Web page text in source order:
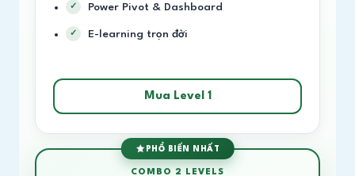
Power Pivot & Dashboard
E-learning trọn đời
Mua Level 1
PHỔ BIẾN NHẤT
COMBO 2 LEVELS